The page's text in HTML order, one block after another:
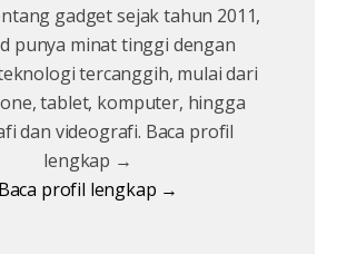
gadget sejak tahun 2011,
punya minat tinggi dengan
tercanggih, mulai dari
tablet, komputer, hingga
dan videografi. Baca profil
lengkap →
Baca profil lengkap →